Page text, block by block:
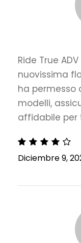
Ride True
nuovissima
ha permesso
modelli,
affidabile per
Diciembre 9,